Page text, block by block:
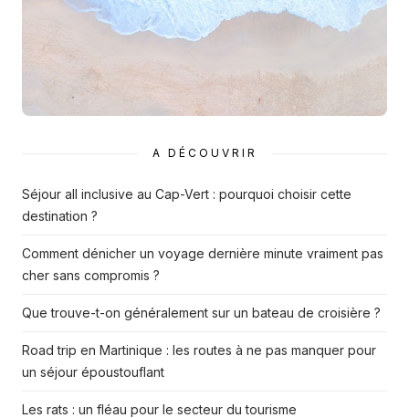
A DÉCOUVRIR
Séjour all inclusive au Cap-Vert : pourquoi choisir cette
destination ?
Comment dénicher un voyage dernière minute vraiment pas
cher sans compromis ?
Que trouve-t-on généralement sur un bateau de croisière ?
Road trip en Martinique : les routes à ne pas manquer pour
un séjour époustouflant
Les rats : un fléau pour le secteur du tourisme